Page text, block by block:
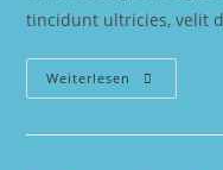
tincidunt ultricies, velit
Weiterlesen Destruction
In